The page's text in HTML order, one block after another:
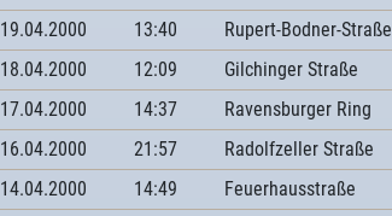
19.04.2000 13:40 Rupert-Bodner-Straße
18.04.2000 12:09 Gilchinger Straße
17.04.2000 14:37 Ravensburger Ring
16.04.2000 21:57 Radolfzeller Straße
14.04.2000 14:49 Feuerhausstraße